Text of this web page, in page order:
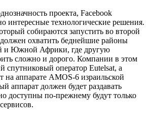
проекта, Facebook
интересные технологические решения.
собираются запустить во второй
охватить беднейшие районы
и Южной Африки, где другую
сложно и дорого. Компании в этом
спутниковый оператор Eutelsat, а
на аппарате AMOS-6 израильской
аппарат должен будет раздавать
доступны по-прежнему будут только